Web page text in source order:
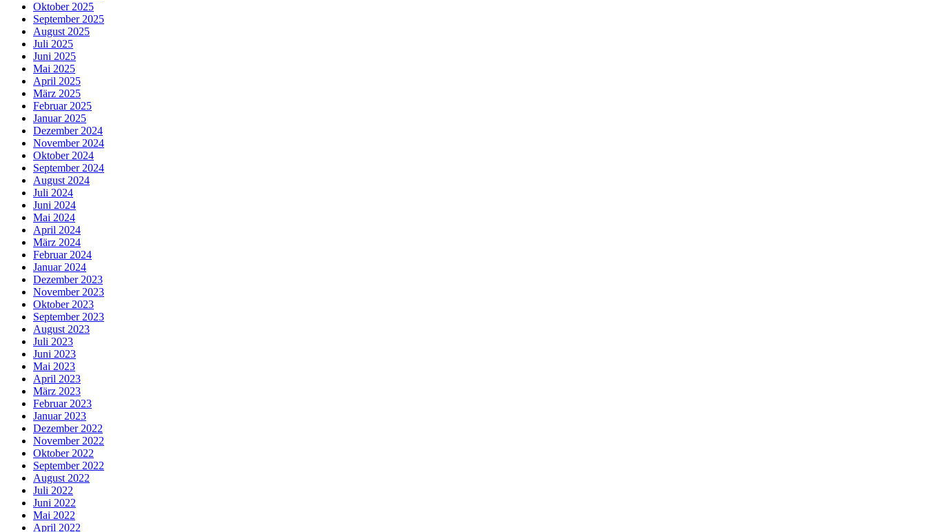
Oktober 2025
September 2025
August 2025
Juli 2025
Juni 2025
Mai 2025
April 2025
März 2025
Februar 2025
Januar 2025
Dezember 2024
November 2024
Oktober 2024
September 2024
August 2024
Juli 2024
Juni 2024
Mai 2024
April 2024
März 2024
Februar 2024
Januar 2024
Dezember 2023
November 2023
Oktober 2023
September 2023
August 2023
Juli 2023
Juni 2023
Mai 2023
April 2023
März 2023
Februar 2023
Januar 2023
Dezember 2022
November 2022
Oktober 2022
September 2022
August 2022
Juli 2022
Juni 2022
Mai 2022
April 2022